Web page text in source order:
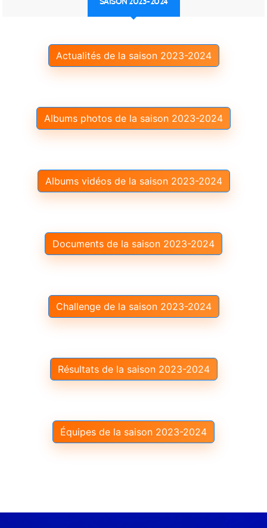
Actualités de la saison 2023-2024
Albums photos de la saison 2023-2024
Albums vidéos de la saison 2023-2024
Documents de la saison 2023-2024
Challenge de la saison 2023-2024
Résultats de la saison 2023-2024
Équipes de la saison 2023-2024